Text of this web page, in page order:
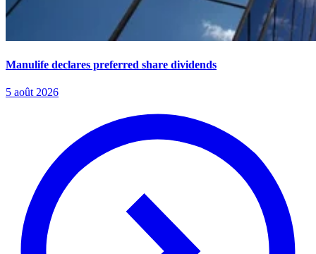
Manulife declares preferred share dividends
5 août 2026